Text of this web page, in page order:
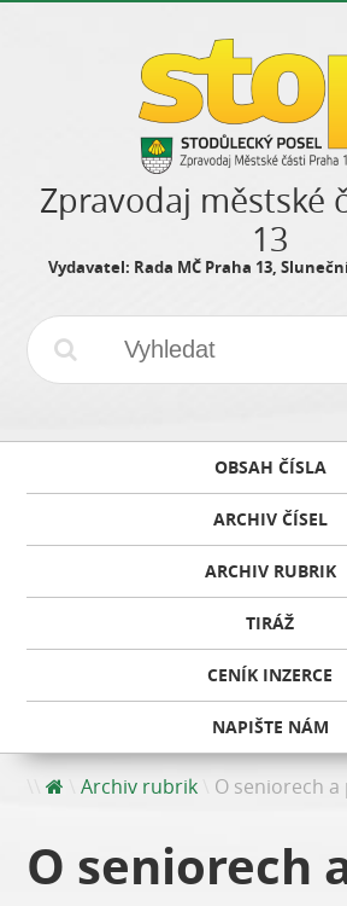
Zpravodaj městské
13
Vydavatel: Rada MČ Praha 13,
OBSAH ČÍSLA
ARCHIV ČÍSEL
ARCHIV RUBRIK
TIRÁŽ
CENÍK INZERCE
NAPIŠTE NÁM
Archiv rubrik O seniorech
O seniorech